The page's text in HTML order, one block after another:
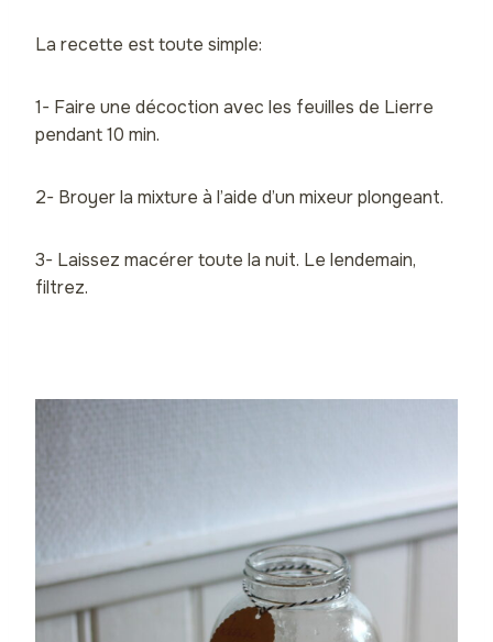
La recette est toute simple:
1- Faire une décoction avec les feuilles de Lierre
pendant 10 min.
2- Broyer la mixture à l’aide d’un mixeur plongeant.
3- Laissez macérer toute la nuit. Le lendemain,
filtrez.